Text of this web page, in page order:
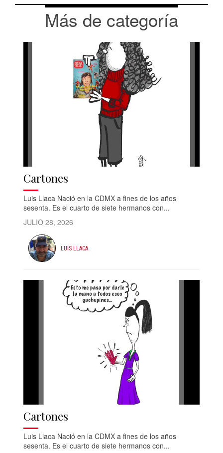
Más de categoría
Cartones
Luis Llaca Nació en la CDMX a fines de los años
sesenta. Es el cuarto de siete hermanos con...
JULIO 28, 2026
LUIS LLACA
Cartones
Luis Llaca Nació en la CDMX a fines de los años
sesenta. Es el cuarto de siete hermanos con...